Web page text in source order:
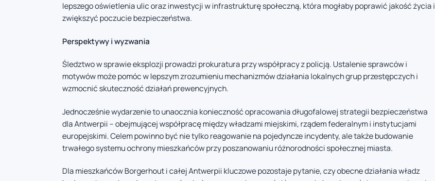
lepszego oświetlenia ulic oraz inwestycji w infrastrukturę społeczną, która mogłaby poprawić jakość życia i
zwiększyć poczucie bezpieczeństwa.
Perspektywy i wyzwania
Śledztwo w sprawie eksplozji prowadzi prokuratura przy współpracy z policją. Ustalenie sprawców i
motywów może pomóc w lepszym zrozumieniu mechanizmów działania lokalnych grup przestępczych i
wzmocnić skuteczność działań prewencyjnych.
Jednocześnie wydarzenie to unaocznia konieczność opracowania długofalowej strategii bezpieczeństwa
dla Antwerpii – obejmującej współpracę między władzami miejskimi, rządem federalnym i instytucjami
europejskimi. Celem powinno być nie tylko reagowanie na pojedyncze incydenty, ale także budowanie
trwałego systemu ochrony mieszkańców przy poszanowaniu różnorodności społecznej miasta.
Dla mieszkańców Borgerhout i całej Antwerpii kluczowe pozostaje pytanie, czy obecne działania władz